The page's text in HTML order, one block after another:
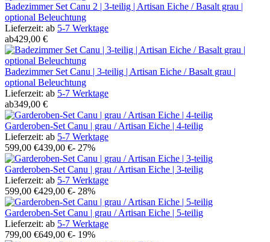
Badezimmer Set Canu 2 | 3-teilig | Artisan Eiche / Basalt grau |
optional Beleuchtung
Lieferzeit: ab 5-7 Werktage
ab429,00 €
Badezimmer Set Canu | 3-teilig | Artisan Eiche / Basalt grau |
optional Beleuchtung
Lieferzeit: ab 5-7 Werktage
ab349,00 €
Garderoben-Set Canu | grau / Artisan Eiche | 4-teilig
Lieferzeit: ab 5-7 Werktage
599,00 €439,00 €- 27%
Garderoben-Set Canu | grau / Artisan Eiche | 3-teilig
Lieferzeit: ab 5-7 Werktage
599,00 €429,00 €- 28%
Garderoben-Set Canu | grau / Artisan Eiche | 5-teilig
Lieferzeit: ab 5-7 Werktage
799,00 €649,00 €- 19%